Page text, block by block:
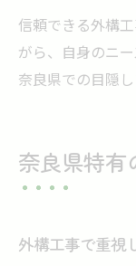
信頼できる外構
がら、自身のニ
奈良県での目隠
奈良県特有
外構工事で重視